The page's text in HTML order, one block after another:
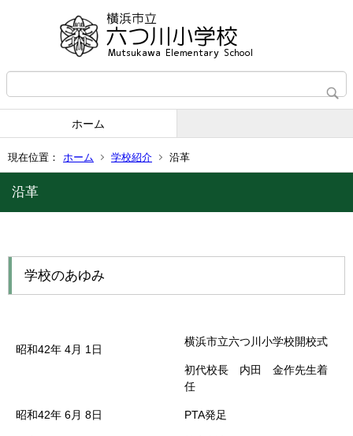
ホーム
現在位置： ホーム 学校紹介 沿革
沿革
学校のあゆみ
昭和42年 4月 1日
横浜市立六つ川小学校開校式
初代校長 内田 金作先生着
任
昭和42年 6月 8日 PTA発足